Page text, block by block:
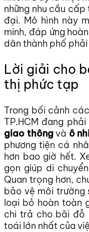
những nhu cầu
đại. Mô hình này
minh, đáp ứng
dân thành phố
Lời giải cho
thị phức tạp
Trong bối cảnh
TP.HCM đang
giao thôngvà ô
phương tiện cá
hơn bao giờ hết.
gọn giúp di
Quan trọng hơn,
bảo vệ môi trường
loại bỏ hoàn toàn
chi trả cho bãi đỗ
toái lớn nhất của